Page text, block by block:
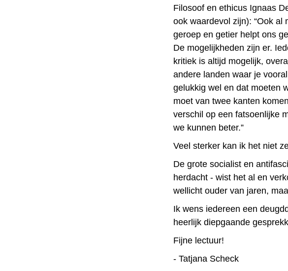
Filosoof en ethicus Ignaas
ook waardevol zijn): “Ook al
geroep en getier helpt ons
De mogelijkheden zijn er.
kritiek is altijd mogelijk,
andere landen waar je
gelukkig wel en dat moeten
moet van twee kanten
verschil op een fatsoenlijke
we kunnen beter.”
Veel sterker kan ik het niet
De grote socialist en
herdacht - wist het al en
wellicht ouder van jaren,
Ik wens iedereen een
heerlijk diepgaande
Fijne lectuur!
- Tatjana Scheck